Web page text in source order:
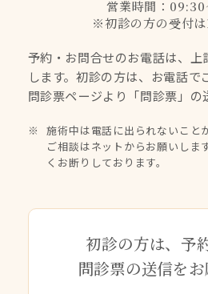
営業時間：
※初診の方の受付
予約・お問合せのお電話は、上
します。初診の方は、お電話で
問診票ページより 「問診票」
施術中は電話に出られないこと
ご相談はネットからお願いしま
くお断りしております。
初診の方は、予
問診票の送信を